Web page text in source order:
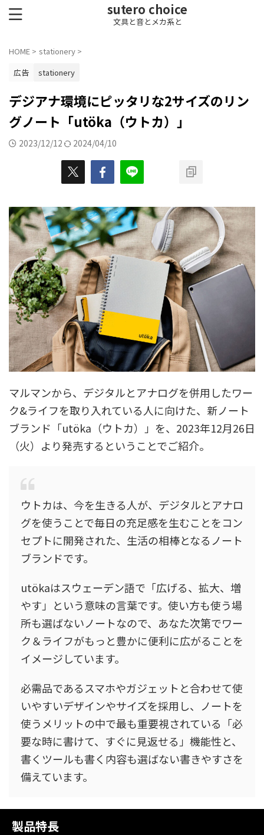
sutero choice
文具と音とメカ系と
HOME > stationery >
広告
stationery
デジアナ環境にピッタリな2サイズのリン
グノート「utöka（ウトカ）」
2023/12/12 2024/04/10
マルマンから、デジタルとアナログを併用したワー
ク&ライフを取り入れている人に向けた、新ノート
ブランド「utöka（ウトカ）」を、2023年12月26日
（火）より発売するということでご紹介。
ウトカは、今を生きる人が、デジタルとアナロ
グを使うことで毎日の充足感を生むことをコン
セプトに開発された、生活の相棒となるノート
ブランドです。
utökaはスウェーデン語で「広げる、拡大、増
やす」という意味の言葉です。使い方も使う場
所も選ばないノートなので、あなた次第でワー
ク＆ライフがもっと豊かに便利に広がることを
イメージしています。
必需品であるスマホやガジェットと合わせて使
いやすいデザインやサイズを採用し、ノートを
使うメリットの中で最も重要視されている「必
要な時に書けて、すぐに見返せる」機能性と、
書くツールも書く内容も選ばない書きやすさを
備えています。
製品特長